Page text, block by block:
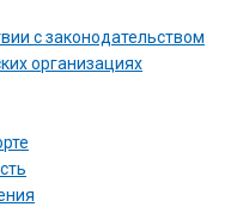
с законодательством
организациях